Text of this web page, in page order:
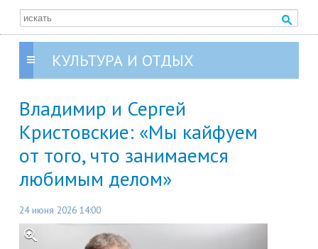
КУЛЬТУРА И ОТДЫХ
Владимир и Сергей
Кристовские: «Мы кайфуем
от того, что занимаемся
любимым делом»
24 июня 2026 14:00